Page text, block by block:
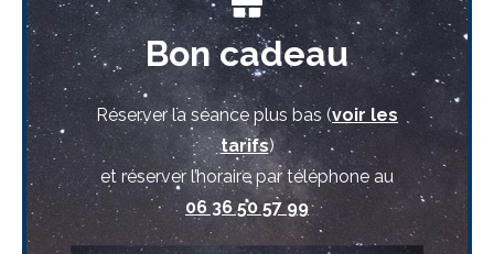
Bon cadeau
Réserver la séance plus bas (voir les
tarifs)
et réserver l’horaire par téléphone au
06 36 50 57 99